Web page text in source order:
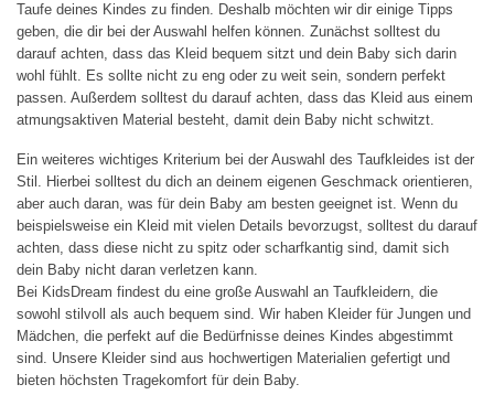
Taufe deines Kindes zu finden. Deshalb möchten wir dir einige Tipps
geben, die dir bei der Auswahl helfen können. Zunächst solltest du
darauf achten, dass das Kleid bequem sitzt und dein Baby sich darin
wohl fühlt. Es sollte nicht zu eng oder zu weit sein, sondern perfekt
passen. Außerdem solltest du darauf achten, dass das Kleid aus einem
atmungsaktiven Material besteht, damit dein Baby nicht schwitzt.
Ein weiteres wichtiges Kriterium bei der Auswahl des Taufkleides ist der
Stil. Hierbei solltest du dich an deinem eigenen Geschmack orientieren,
aber auch daran, was für dein Baby am besten geeignet ist. Wenn du
beispielsweise ein Kleid mit vielen Details bevorzugst, solltest du darauf
achten, dass diese nicht zu spitz oder scharfkantig sind, damit sich
dein Baby nicht daran verletzen kann.
Bei KidsDream findest du eine große Auswahl an Taufkleidern, die
sowohl stilvoll als auch bequem sind. Wir haben Kleider für Jungen und
Mädchen, die perfekt auf die Bedürfnisse deines Kindes abgestimmt
sind. Unsere Kleider sind aus hochwertigen Materialien gefertigt und
bieten höchsten Tragekomfort für dein Baby.